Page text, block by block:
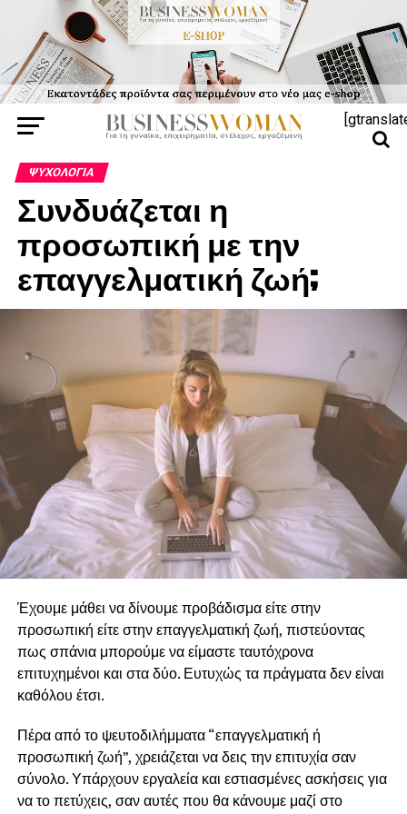
ΨΥΧΟΛΟΓΊΑ
Συνδυάζεται η
προσωπική με την
επαγγελματική ζωή;
Έχουμε μάθει να δίνουμε προβάδισμα είτε στην
προσωπική είτε στην επαγγελματική ζωή, πιστεύοντας
πως σπάνια μπορούμε να είμαστε ταυτόχρονα
επιτυχημένοι και στα δύο. Ευτυχώς τα πράγματα δεν είναι
καθόλου έτσι.
Πέρα από το ψευτοδιλήμματα “επαγγελματική ή
προσωπική ζωή”, χρειάζεται να δεις την επιτυχία σαν
σύνολο. Υπάρχουν εργαλεία και εστιασμένες ασκήσεις για
να το πετύχεις, σαν αυτές που θα κάνουμε μαζί στο